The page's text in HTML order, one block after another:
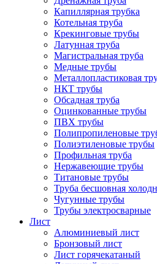
Капиллярная трубка
Котельная труба
Крекинговые трубы
Латунная труба
Магистральная труба
Медные трубы
Металлопластиковая
НКТ трубы
Обсадная труба
Оцинкованные трубы
ПВХ трубы
Полипропиленовые
Полиэтиленовые трубы
Профильная труба
Нержавеющие трубы
Титановые трубы
Труба бесшовная
Чугунные трубы
Трубы электросварные
Лист
Алюминиевый лист
Бронзовый лист
Лист горячекатаный